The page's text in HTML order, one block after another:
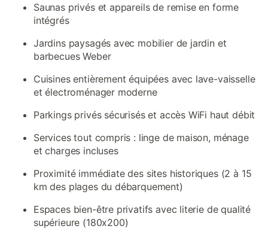
Saunas privés et appareils de remise en forme
intégrés
Jardins paysagés avec mobilier de jardin et
barbecues Weber
Cuisines entièrement équipées avec lave-vaisselle
et électroménager moderne
Parkings privés sécurisés et accès WiFi haut débit
Services tout compris : linge de maison, ménage
et charges incluses
Proximité immédiate des sites historiques (2 à 15
km des plages du débarquement)
Espaces bien-être privatifs avec literie de qualité
supérieure (180x200)